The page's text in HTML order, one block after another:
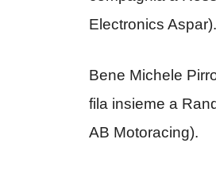
Electronics Aspar).
Bene Michele
fila insieme a
AB Motoracing).